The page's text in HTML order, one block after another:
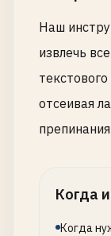
Наш
извлечь
отсеивая
Когда
Когда